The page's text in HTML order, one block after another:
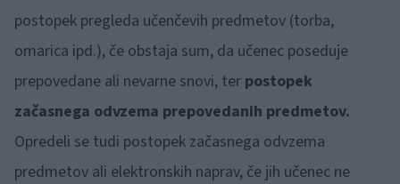
postopek pregleda učenčevih predmetov (torba,
omarica ipd.), če obstaja sum, da učenec poseduje
prepovedane ali nevarne snovi, ter postopek
začasnega odvzema prepovedanih predmetov.
Opredeli se tudi postopek začasnega odvzema
predmetov ali elektronskih naprav, če jih učenec ne